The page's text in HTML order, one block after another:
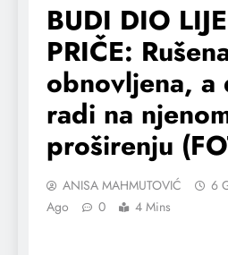
BUDI DIO
PRIČE:
obnovljena, a
radi na
proširenju
ANISA MAHMUTOVIĆ
6
Ago
0 4 Mins